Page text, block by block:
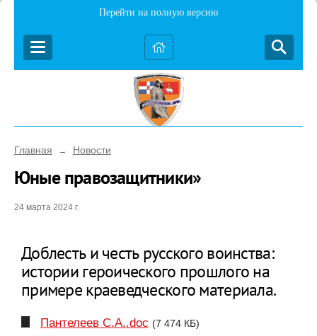
Перейти на полную версию
Главная → Новости
Юные правозащитники»
24 марта 2024 г.
Доблесть и честь русского воинства:
истории героического прошлого на
примере краеведческого материала.
Пантелеев С.А..doc (7 474 КБ)